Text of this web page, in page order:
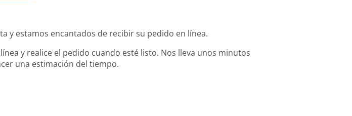
y estamos encantados de recibir su pedido en línea.
y realice el pedido cuando esté listo. Nos lleva unos minutos
una estimación del tiempo.